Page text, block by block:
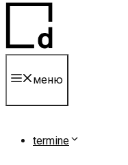
меню
termine